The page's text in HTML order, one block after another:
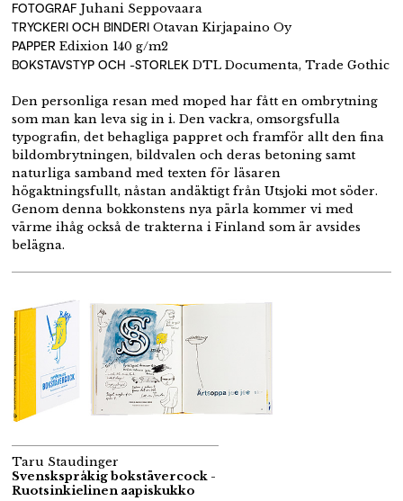
FOTOGRAF Juhani Seppovaara
TRYCKERI OCH BINDERI Otavan Kirjapaino Oy
PAPPER Edixion 140 g/m2
BOKSTAVSTYP OCH -STORLEK DTL Documenta, Trade Gothic
Den personliga resan med moped har fått en ombrytning
som man kan leva sig in i. Den vackra, omsorgsfulla
typografin, det behagliga pappret och framför allt den fina
bildombrytningen, bildvalen och deras betoning samt
naturliga samband med texten för läsaren
högaktningsfullt, nåstan andäktigt från Utsjoki mot söder.
Genom denna bokkonstens nya pärla kommer vi med
värme ihåg också de trakterna i Finland som är avsides
belägna.
Taru Staudinger
Svenskspråkig bokstävercock -
Ruotsinkielinen aapiskukko